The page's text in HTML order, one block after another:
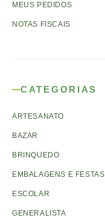
MEUS PEDIDOS
NOTAS FISCAIS
CATEGORIAS
ARTESANATO
BAZAR
BRINQUEDO
EMBALAGENS E FESTAS
ESCOLAR
GENERALISTA